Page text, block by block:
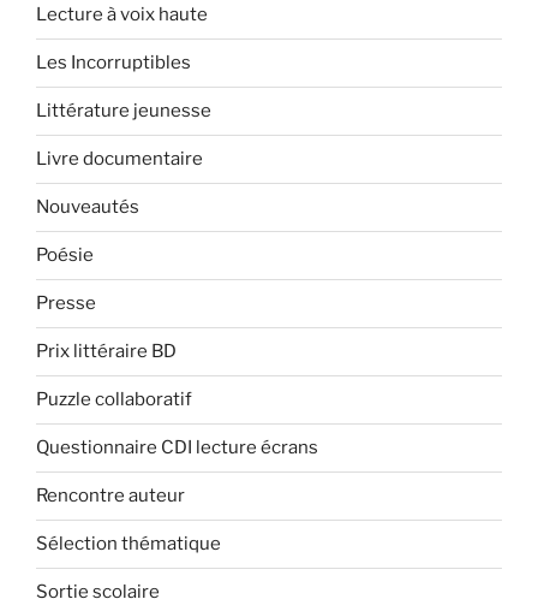
Lecture à voix haute
Les Incorruptibles
Littérature jeunesse
Livre documentaire
Nouveautés
Poésie
Presse
Prix littéraire BD
Puzzle collaboratif
Questionnaire CDI lecture écrans
Rencontre auteur
Sélection thématique
Sortie scolaire